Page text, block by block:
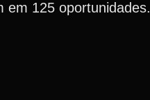
em 125 oportunidades.